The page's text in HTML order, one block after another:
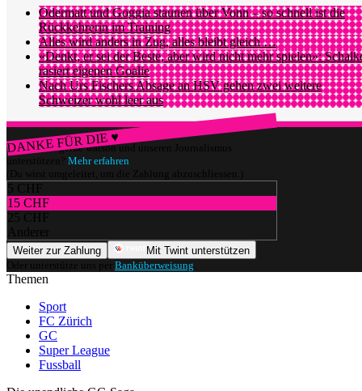
Odermatt und Goggia staunen über Vonn – so schnell ist die
Rückkehrerin im Training
Alles wird anders in Zug, alles bleibt gleich …
«Denkt, er sei der Beste, aber wird nicht mehr spielen»:
rasiert eigenen Goalie
Nach Urs Fischers Absage an HSV gehen zwei weitere
Schweizer wohl leer aus
DANKE FÜR DIE ♥
Würdest du gerne watson und unseren Journalismus
unterstützen? Mehr erfahren
(Du wirst umgeleitet, um die Zahlung abzuschliessen.)
5 CHF
15 CHF
25 CHF
Anderer
Weiter zur Zahlung
Mit Twint unterstützen
Oder unterstütze uns per Banküberweisung
Themen
Sport
FC Zürich
GC
Super League
Fussball